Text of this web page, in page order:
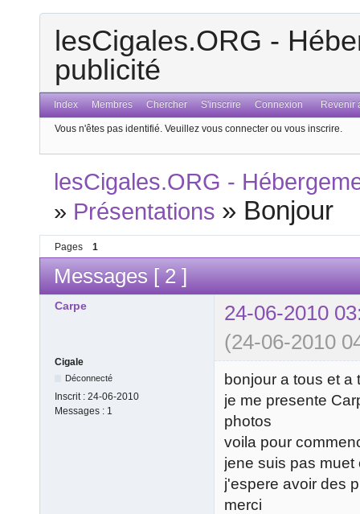
lesCigales.ORG -
publicité
Index Membres Chercher S'inscrire Connexion Revenir
Vous n'êtes pas identifié. Veuillez vous connecter ou vous inscrire.
lesCigales.ORG -
» Présentations » Bonjour
Pages 1
Messages [ 2 ]
Carpe
24-06-2010
(24-06-2010
Cigale
Déconnecté
Inscrit : 24-06-2010
Messages : 1
bonjour a tous et a
je me presente
photos
voila pour
jene suis pas
j'espere avoir des
merci